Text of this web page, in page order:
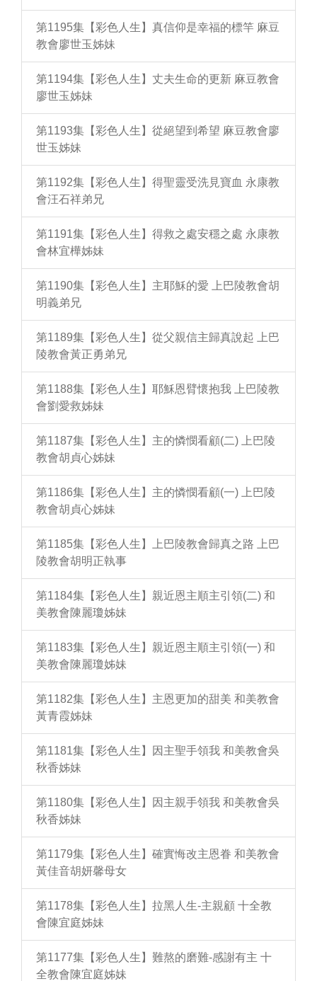
第1195集【彩色人生】真信仰是幸福的標竿 麻豆
教會廖世玉姊妹
第1194集【彩色人生】丈夫生命的更新 麻豆教會
廖世玉姊妹
第1193集【彩色人生】從絕望到希望 麻豆教會廖
世玉姊妹
第1192集【彩色人生】得聖靈受洗見寶血 永康教
會汪石祥弟兄
第1191集【彩色人生】得救之處安穩之處 永康教
會林宜樺姊妹
第1190集【彩色人生】主耶穌的愛 上巴陵教會胡
明義弟兄
第1189集【彩色人生】從父親信主歸真說起 上巴
陵教會黃正勇弟兄
第1188集【彩色人生】耶穌恩臂懷抱我 上巴陵教
會劉愛救姊妹
第1187集【彩色人生】主的憐憫看顧(二) 上巴陵
教會胡貞心姊妹
第1186集【彩色人生】主的憐憫看顧(一) 上巴陵
教會胡貞心姊妹
第1185集【彩色人生】上巴陵教會歸真之路 上巴
陵教會胡明正執事
第1184集【彩色人生】親近恩主順主引領(二) 和
美教會陳麗瓊姊妹
第1183集【彩色人生】親近恩主順主引領(一) 和
美教會陳麗瓊姊妹
第1182集【彩色人生】主恩更加的甜美 和美教會
黃青霞姊妹
第1181集【彩色人生】因主聖手領我 和美教會吳
秋香姊妹
第1180集【彩色人生】因主親手領我 和美教會吳
秋香姊妹
第1179集【彩色人生】確實悔改主恩眷 和美教會
黃佳音胡妍馨母女
第1178集【彩色人生】拉黑人生-主親顧 十全教
會陳宜庭姊妹
第1177集【彩色人生】難熬的磨難-感謝有主 十
全教會陳宜庭姊妹